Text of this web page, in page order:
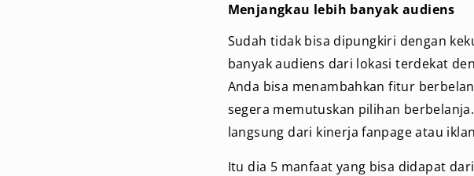
Menjangkau lebih banyak audiens
Sudah tidak bisa dipungkiri dengan
banyak audiens dari lokasi terdekat
Anda bisa menambahkan fitur
segera memutuskan pilihan
langsung dari kinerja fanpage atau
Itu dia 5 manfaat yang bisa didapat